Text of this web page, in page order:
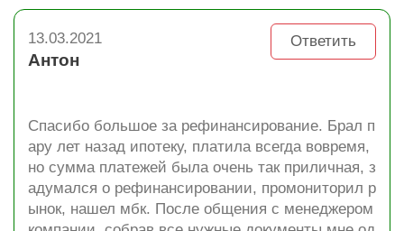
Ответить
13.03.2021
Антон
Спасибо большое за рефинансирование. Брал п
ару лет назад ипотеку, платила всегда вовремя,
но сумма платежей была очень так приличная, з
адумался о рефинансировании, промониторил р
ынок, нашел мбк. После общения с менеджером